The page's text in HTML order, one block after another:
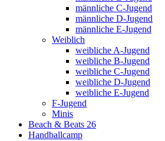
männliche C-Jugend
männliche D-Jugend
männliche E-Jugend
Weiblich
weibliche A-Jugend
weibliche B-Jugend
weibliche C-Jugend
weibliche D-Jugend
weibliche E-Jugend
F-Jugend
Minis
Beach & Beats 26
Handballcamp